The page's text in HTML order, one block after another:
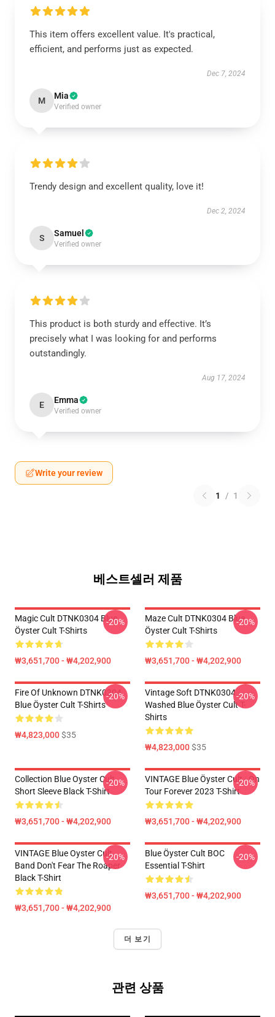
This item offers excellent value. It's practical,
efficient, and performs just as expected.
Dec 7, 2024
M Mia
Verified owner
Trendy design and excellent quality, love it!
Dec 2, 2024
S Samuel
Verified owner
This product is both sturdy and effective. It’s
precisely what I was looking for and performs
outstandingly.
Aug 17, 2024
E Emma
Verified owner
Write your review
1 / 1
베스트셀러 제품
Magic Cult DTNK0304 Blue
Öyster Cult T-Shirts
₩3,651,700 - ₩4,202,900
-20%
Maze Cult DTNK0304 Blue
Öyster Cult T-Shirts
₩3,651,700 - ₩4,202,900
-20%
Fire Of Unknown DTNK0304
Blue Öyster Cult T-Shirts
₩4,823,000$35
-20%
Vintage Soft DTNK0304
Washed Blue Öyster Cult T-
Shirts
₩4,823,000$35
-20%
Collection Blue Oyster Cult
Short Sleeve Black T-Shirt
₩3,651,700 - ₩4,202,900
-20%
VINTAGE Blue Öyster Cult - On
Tour Forever 2023 T-Shirt
₩3,651,700 - ₩4,202,900
-20%
VINTAGE Blue Oyster Cult
Band Don't Fear The Roaper
Black T-Shirt
₩3,651,700 - ₩4,202,900
-20%
Blue Öyster Cult BOC
Essential T-Shirt
₩3,651,700 - ₩4,202,900
-20%
더 보기
관련 상품